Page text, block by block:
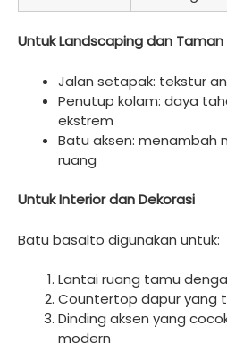
Untuk Landscaping dan Taman
Jalan setapak: tekstur
Penutup kolam: daya
ekstrem
Batu aksen: menambah
ruang
Untuk Interior dan Dekorasi
Batu basalto digunakan untuk:
Lantai ruang tamu
Countertop dapur yang
Dinding aksen yang
modern